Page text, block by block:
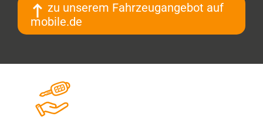
zu unserem Fahrzeug­angebot auf
mobile.de